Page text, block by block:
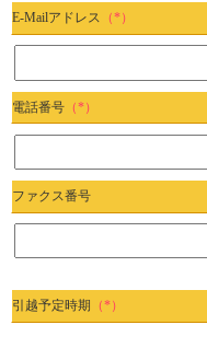
E-Mailアドレス （*）
電話番号 （*）
ファクス番号
引越予定時期 （*）